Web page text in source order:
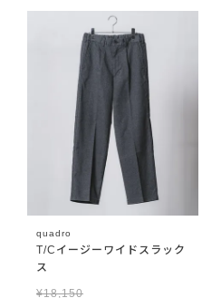
quadro
T/Cイージーワイドスラック
ス
¥18,150